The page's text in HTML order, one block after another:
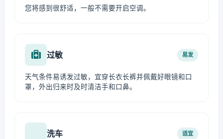
您将感到很舒适，一般不需要开启空调。
过敏 易发
天气条件易诱发过敏，宜穿长衣长裤并佩戴好眼镜和口
罩，外出归来时及时清洁手和口鼻。
洗车 适宜